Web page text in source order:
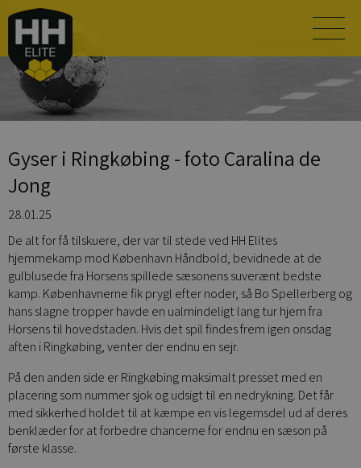
Gyser i Ringkøbing - foto Caralina de
Jong
28.01.25
De alt for få tilskuere, der var til stede ved HH Elites
hjemmekamp mod København Håndbold, bevidnede at de
gulblusede fra Horsens spillede sæsonens suverænt bedste
kamp. Københavnerne fik prygl efter noder, så Bo Spellerberg og
hans slagne tropper havde en ualmindeligt lang tur hjem fra
Horsens til hovedstaden. Hvis det spil findes frem igen onsdag
aften i Ringkøbing, venter der endnu en sejr.
På den anden side er Ringkøbing maksimalt presset med en
placering som nummer sjok og udsigt til en nedrykning. Det får
med sikkerhed holdet til at kæmpe en vis legemsdel ud af deres
benklæder for at forbedre chancerne for endnu en sæson på
første klasse.